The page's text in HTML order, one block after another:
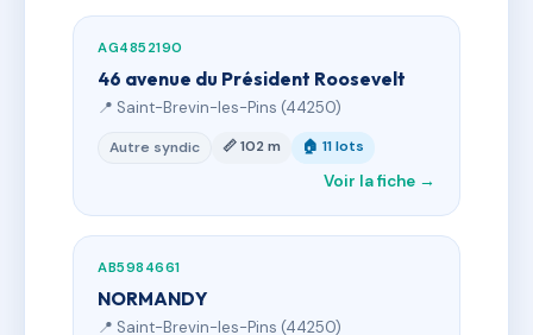
AG4852190
46 avenue du Président Roosevelt
📍 Saint-Brevin-les-Pins (44250)
Autre syndic 📏 102 m 🏠 11 lots
Voir la fiche →
AB5984661
NORMANDY
📍 Saint-Brevin-les-Pins (44250)